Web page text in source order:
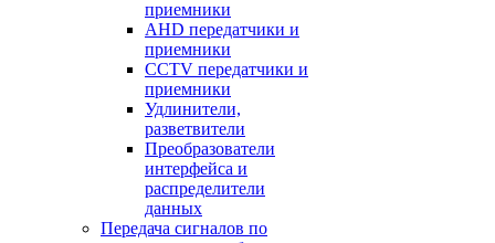
приемники
AHD передатчики и
приемники
CCTV передатчики и
приемники
Удлинители,
разветвители
Преобразователи
интерфейса и
распределители
данных
Передача сигналов по